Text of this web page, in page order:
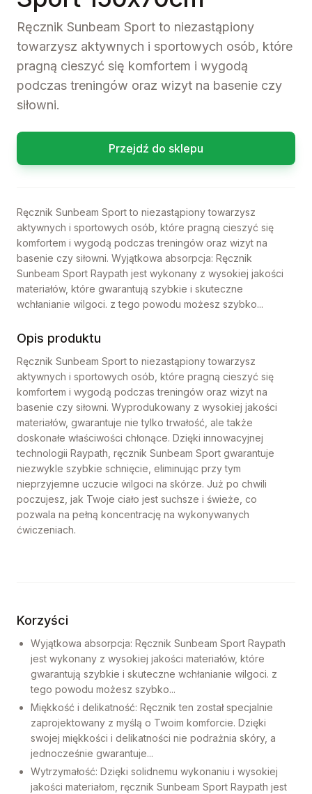
Ręcznik Sunbeam Sport to niezastąpiony
towarzysz aktywnych i sportowych osób, które
pragną cieszyć się komfortem i wygodą
podczas treningów oraz wizyt na basenie czy
siłowni.
Przejdź do sklepu
Ręcznik Sunbeam Sport to niezastąpiony towarzysz
aktywnych i sportowych osób, które pragną cieszyć się
komfortem i wygodą podczas treningów oraz wizyt na
basenie czy siłowni. Wyjątkowa absorpcja: Ręcznik
Sunbeam Sport Raypath jest wykonany z wysokiej jakości
materiałów, które gwarantują szybkie i skuteczne
wchłanianie wilgoci. z tego powodu możesz szybko...
Opis produktu
Ręcznik Sunbeam Sport to niezastąpiony towarzysz
aktywnych i sportowych osób, które pragną cieszyć się
komfortem i wygodą podczas treningów oraz wizyt na
basenie czy siłowni. Wyprodukowany z wysokiej jakości
materiałów, gwarantuje nie tylko trwałość, ale także
doskonałe właściwości chłonące. Dzięki innowacyjnej
technologii Raypath, ręcznik Sunbeam Sport gwarantuje
niezwykle szybkie schnięcie, eliminując przy tym
nieprzyjemne uczucie wilgoci na skórze. Już po chwili
poczujesz, jak Twoje ciało jest suchsze i świeże, co
pozwala na pełną koncentrację na wykonywanych
ćwiczeniach.
Korzyści
Wyjątkowa absorpcja: Ręcznik Sunbeam Sport Raypath
jest wykonany z wysokiej jakości materiałów, które
gwarantują szybkie i skuteczne wchłanianie wilgoci. z
tego powodu możesz szybko...
Miękkość i delikatność: Ręcznik ten został specjalnie
zaprojektowany z myślą o Twoim komforcie. Dzięki
swojej miękkości i delikatności nie podrażnia skóry, a
jednocześnie gwarantuje...
Wytrzymałość: Dzięki solidnemu wykonaniu i wysokiej
jakości materiałom, ręcznik Sunbeam Sport Raypath jest